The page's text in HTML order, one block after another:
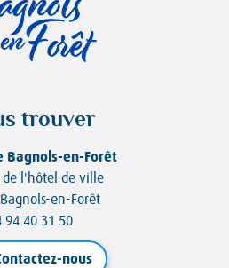
trouver
Bagnols-en-Forêt
de l'hôtel de ville
en-Forêt
94 40 31 50
nous